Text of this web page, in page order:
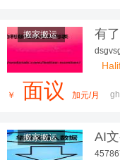
搬家搬运
有
中
￥ 面议 加元/月
搬家搬运
AI
力